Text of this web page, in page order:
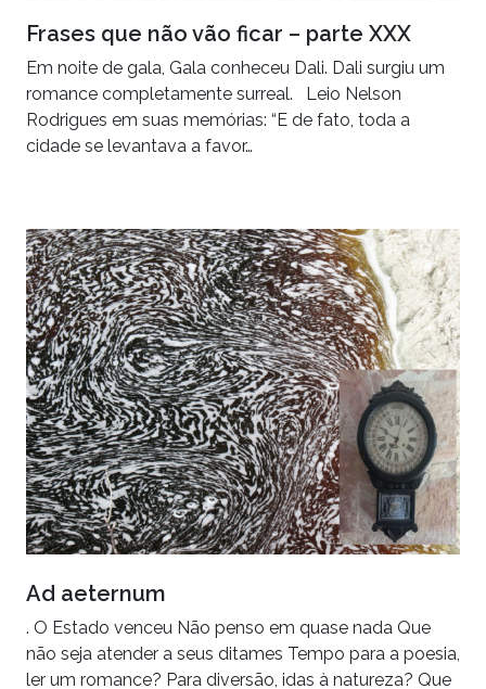
Frases que não vão ficar – parte XXX
Em noite de gala, Gala conheceu Dali. Dali surgiu um
romance completamente surreal. Leio Nelson
Rodrigues em suas memórias: “E de fato, toda a
cidade se levantava a favor…
Ad aeternum
. O Estado venceu Não penso em quase nada Que
não seja atender a seus ditames Tempo para a poesia,
ler um romance? Para diversão, idas à natureza? Que